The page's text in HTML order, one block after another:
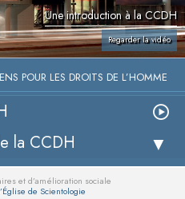
Une introduction à la CCDH
Regarder la vidéo
POUR LES DROITS DE L’HOMME
la CCDH
et d’amélioration sociale
de Scientologie